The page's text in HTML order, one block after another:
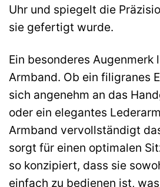
Uhr und spiegelt die
sie gefertigt wurde.
Ein besonderes Augenmerk
Armband. Ob ein filigranes
sich angenehm an das
oder ein elegantes
Armband vervollständigt
sorgt für einen optimalen
so konzipiert, dass sie
einfach zu bedienen ist,